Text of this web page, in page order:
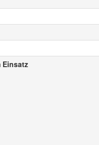
Einsatz